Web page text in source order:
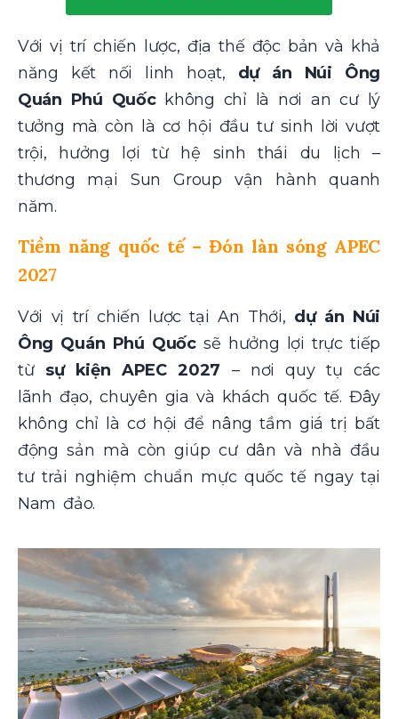
Với vị trí chiến lược, địa thế độc bản và khả
năng kết nối linh hoạt, dự án Núi Ông
Quán Phú Quốckhông chỉ là nơi an cư lý
tưởng mà còn là cơ hội đầu tư sinh lời vượt
trội, hưởng lợi từ hệ sinh thái du lịch –
thương mại Sun Group vận hành quanh
năm.
Tiềm năng quốc tế – Đón làn sóng APEC
2027
Với vị trí chiến lược tại An Thới, dự án Núi
Ông Quán Phú Quốcsẽ hưởng lợi trực tiếp
từ sự kiện APEC 2027 – nơi quy tụ các
lãnh đạo, chuyên gia và khách quốc tế. Đây
không chỉ là cơ hội để nâng tầm giá trị bất
động sản mà còn giúp cư dân và nhà đầu
tư trải nghiệm chuẩn mực quốc tế ngay tại
Nam đảo.